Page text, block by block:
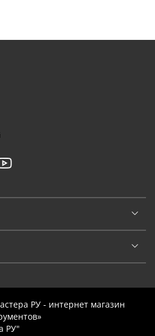
РУ - интернет магазин
РУ"